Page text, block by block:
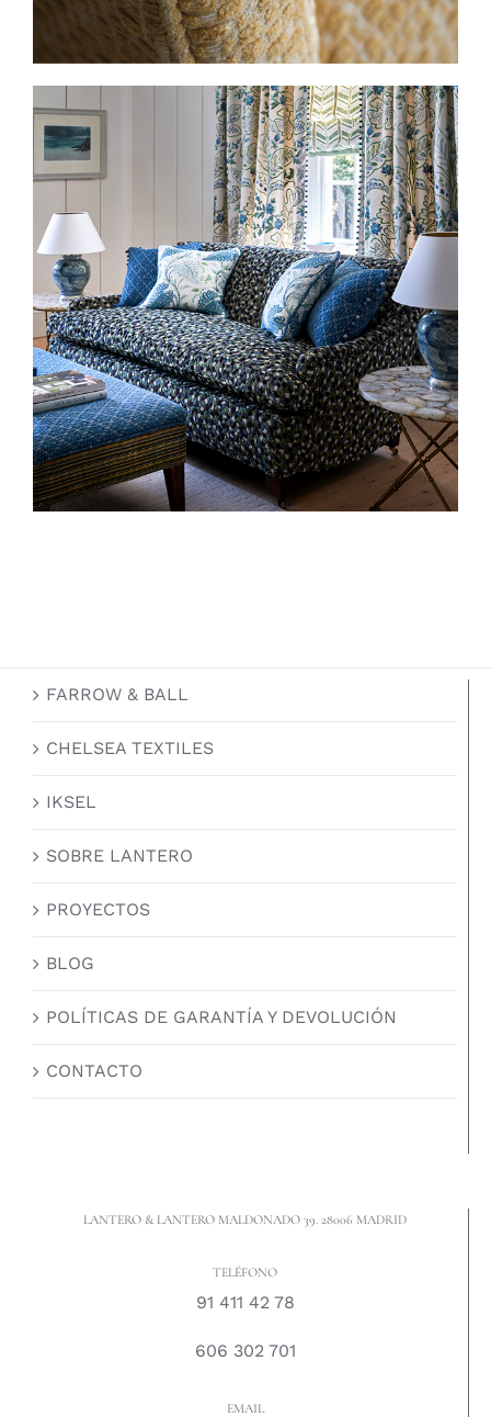
FARROW & BALL
CHELSEA TEXTILES
IKSEL
SOBRE LANTERO
PROYECTOS
BLOG
POLÍTICAS DE GARANTÍA Y DEVOLUCIÓN
CONTACTO
LANTERO & LANTERO MALDONADO 39. 28006 MADRID
TELÉFONO
91 411 42 78
606 302 701
EMAIL